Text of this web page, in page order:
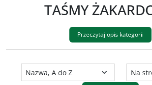
TAŚMY
Przeczytaj opis kategorii